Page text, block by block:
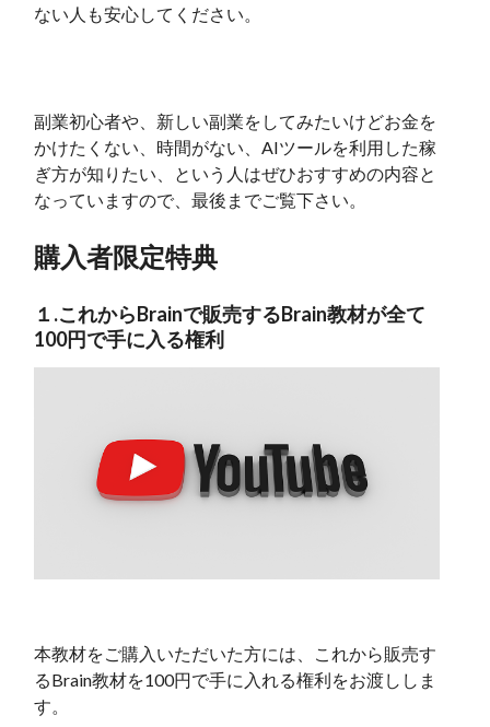
ない人も安心してください。
副業初心者や、新しい副業をしてみたいけどお金を
かけたくない、時間がない、AIツールを利用した稼
ぎ方が知りたい、という人はぜひおすすめの内容と
なっていますので、最後までご覧下さい。
購入者限定特典
１.これからBrainで販売するBrain教材が全て
100円で手に入る権利
本教材をご購入いただいた方には、これから販売す
るBrain教材を100円で手に入れる権利をお渡ししま
す。